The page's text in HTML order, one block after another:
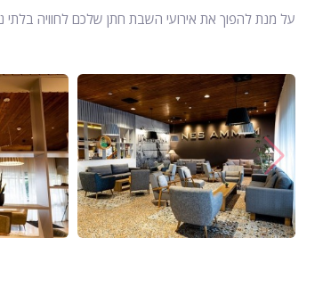
על מנת להפוך את אירועי השבת חתן שלכם לחוויה בלתי